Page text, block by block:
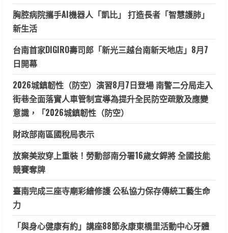
胸腔病院攜手AI機器人「凱比」 打造長者「智慧護肺」
新生活
台南首家DIGIRO壽司郎「新光三越台南新天地店」8月7
日開幕
2026城鎮韌性（防空）演習8月7日登場 南警二分局走入
街巷全面落實人車管制宣導為提升全民防空疏散及應變
意識，「2026城鎮韌性（防空）
財政部南區國稅局表示
放棄美妝穿上重裝！勞動部南分署16歲女銲將 全國技能
競賽奪牌
臺南完成三座寺廟彩繪修護 公私協力保存傳統工藝生命
力
「與身心健康有約」講座88節永康東橋里活動中心牙體